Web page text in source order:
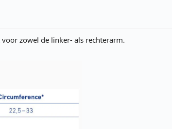
zowel de linker- als rechterarm.